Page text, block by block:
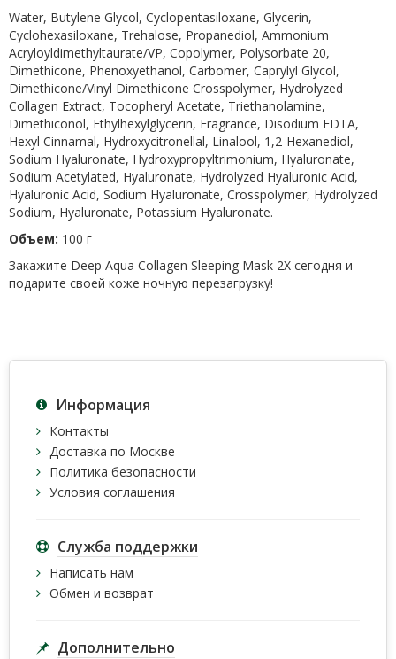
Water, Butylene Glycol, Cyclopentasiloxane, Glycerin,
Cyclohexasiloxane, Trehalose, Propanediol, Ammonium
Acryloyldimethyltaurate/VP, Copolymer, Polysorbate 20,
Dimethicone, Phenoxyethanol, Carbomer, Caprylyl Glycol,
Dimethicone/Vinyl Dimethicone Crosspolymer, Hydrolyzed
Collagen Extract, Tocopheryl Acetate, Triethanolamine,
Dimethiconol, Ethylhexylglycerin, Fragrance, Disodium EDTA,
Hexyl Cinnamal, Hydroxycitronellal, Linalool, 1,2-Hexanediol,
Sodium Hyaluronate, Hydroxypropyltrimonium, Hyaluronate,
Sodium Acetylated, Hyaluronate, Hydrolyzed Hyaluronic Acid,
Hyaluronic Acid, Sodium Hyaluronate, Crosspolymer, Hydrolyzed
Sodium, Hyaluronate, Potassium Hyaluronate.
Объем: 100 г
Закажите Deep Aqua Collagen Sleeping Mask 2X сегодня и
подарите своей коже ночную перезагрузку!
Информация
Контакты
Доставка по Москве
Политика безопасности
Условия соглашения
Служба поддержки
Написать нам
Обмен и возврат
Дополнительно